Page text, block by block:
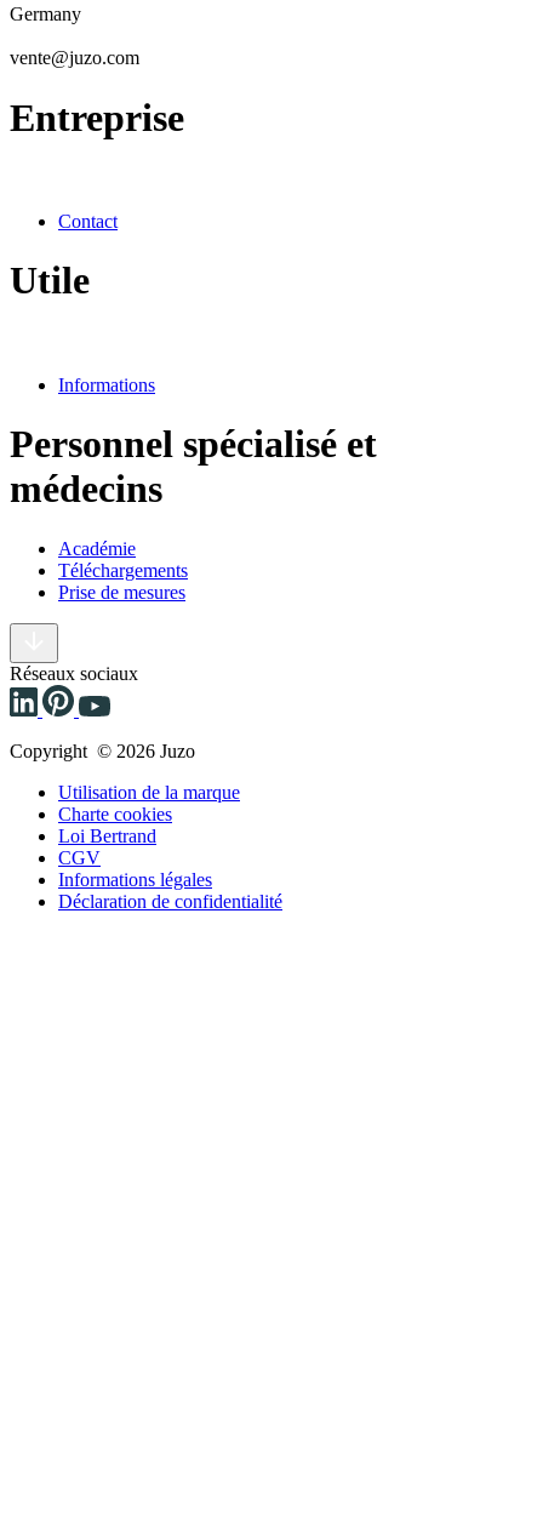
Germany
vente@juzo.com
Entreprise
Contact
Utile
Informations
Personnel spécialisé et
médecins
Académie
Téléchargements
Prise de mesures
Réseaux sociaux
Copyright © 2026 Juzo
Utilisation de la marque
Charte cookies
Loi Bertrand
CGV
Informations légales
Déclaration de confidentialité